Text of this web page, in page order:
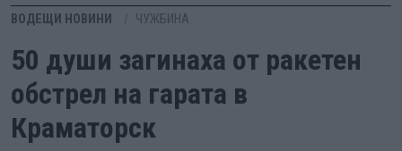
ВОДЕЩИ НОВИНИ ЧУЖБИНА
50 души загинаха от ракетен
обстрел на гарата в
Краматорск